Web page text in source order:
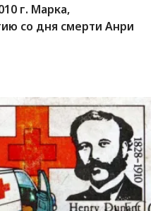
г. Марка,
со дня смерти Анри